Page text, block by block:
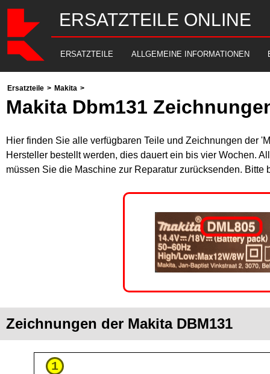
ERSATZTEILE ONLINE
ERSATZTEILE ALLGEMEINE INFORMATIONEN
Ersatzteile > Makita >
Makita Dbm131
Hier finden Sie alle verfügbaren Teile und Zeichnungen der
Hersteller bestellt werden, dies dauert ein bis vier Wochen.
müssen Sie die Maschine zur Reparatur zurücksenden.
Zeichnungen der Makita DBM131
1